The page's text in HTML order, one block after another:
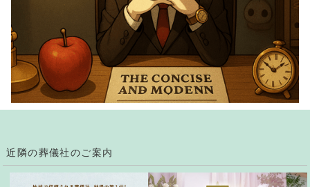
近隣の葬儀社のご案内